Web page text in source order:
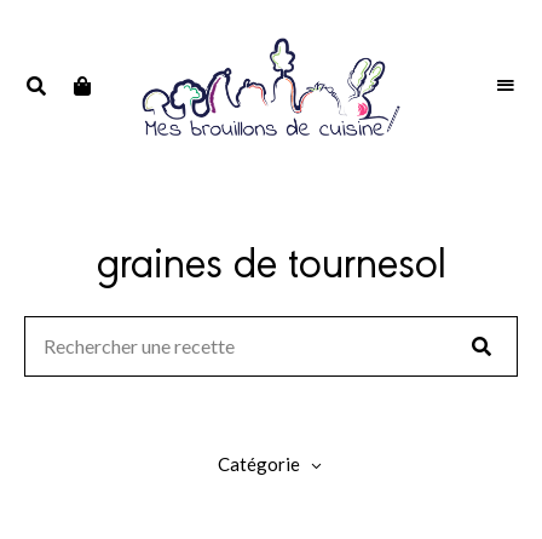
graines de tournesol
Catégorie